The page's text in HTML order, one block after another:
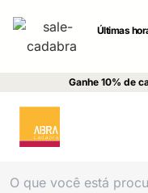
Últimas
Ganhe 10% de